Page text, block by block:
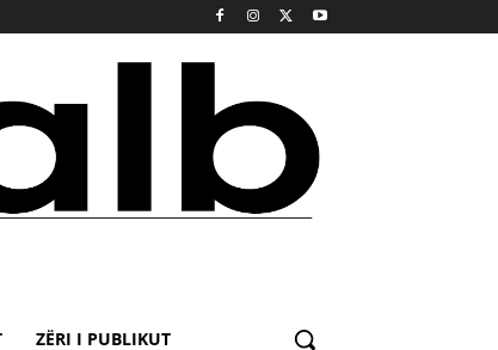
ZËRI I PUBLIKUT